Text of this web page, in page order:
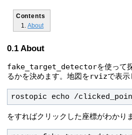
Contents
About
About
fake_target_detectorを使って
るかを決めます。地図をrvizで表示
rostopic echo /
をすればクリックした座標がわかり